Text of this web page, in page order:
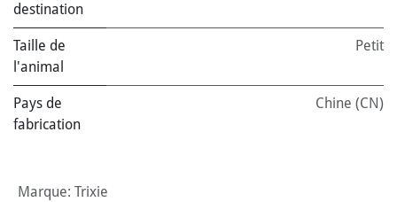
destination
Taille de
l'animal
Petit
Pays de
fabrication
Chine (CN)
Marque: Trixie